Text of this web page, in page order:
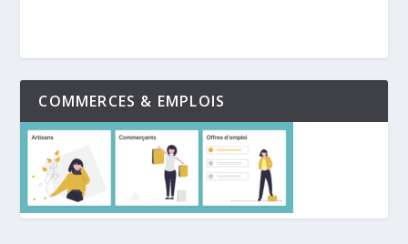
COMMERCES & EMPLOIS